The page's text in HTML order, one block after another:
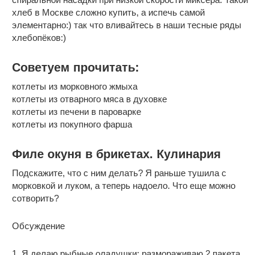
хлеб в Москве сложно купить, а испечь самой
элементарно:) так что вливайтесь в наши тесные ряды
хлебопёков:)
Советуем прочитать:
котлеты из морковного жмыха
котлеты из отварного мяса в духовке
котлеты из печени в пароварке
котлеты из покупного фарша
Филе окуня в брикетах. Кулинария
Подскажите, что с ним делать? Я раньше тушила с
морковкой и луком, а теперь надоело. Что еще можно
сотворить?
Обсуждение